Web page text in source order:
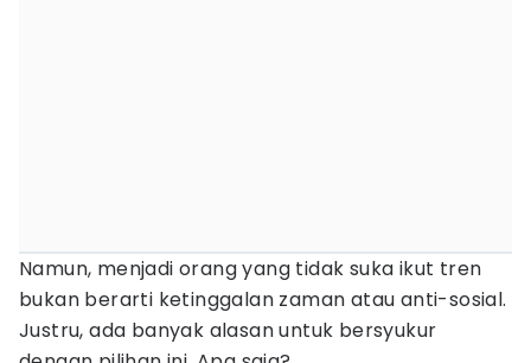
Namun, menjadi orang yang tidak suka ikut tren
bukan berarti ketinggalan zaman atau anti-sosial.
Justru, ada banyak alasan untuk bersyukur